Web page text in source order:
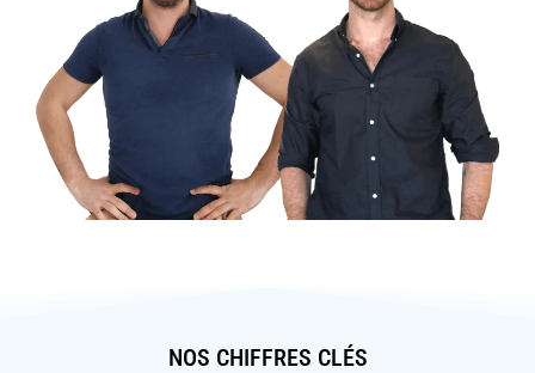
NOS CHIFFRES CLÉS